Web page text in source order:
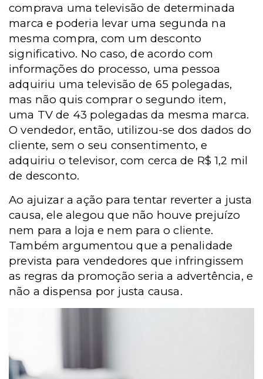
comprava uma televisão de determinada
marca e poderia levar uma segunda na
mesma compra, com um desconto
significativo. No caso, de acordo com
informações do processo, uma pessoa
adquiriu uma televisão de 65 polegadas,
mas não quis comprar o segundo item,
uma TV de 43 polegadas da mesma marca.
O vendedor, então, utilizou-se dos dados do
cliente, sem o seu consentimento, e
adquiriu o televisor, com cerca de R$ 1,2 mil
de desconto.
Ao ajuizar a ação para tentar reverter a justa
causa, ele alegou que não houve prejuízo
nem para a loja e nem para o cliente.
Também argumentou que a penalidade
prevista para vendedores que infringissem
as regras da promoção seria a advertência, e
não a dispensa por justa causa.